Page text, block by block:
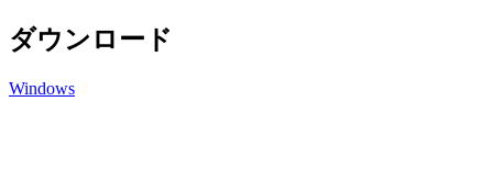
ダウンロード
Windows